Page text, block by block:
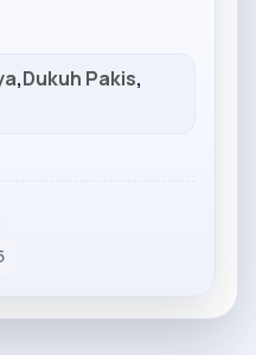
,Dukuh Pakis,